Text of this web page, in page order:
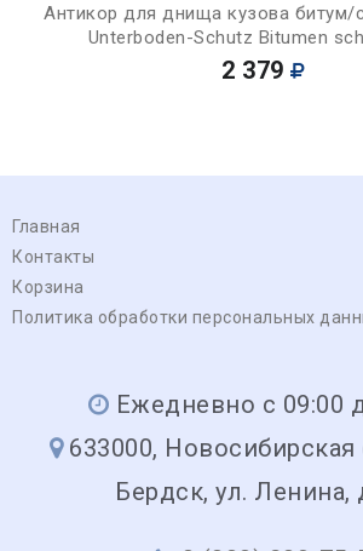
Антикор для днища кузова битум/
Unterboden-Schutz Bitumen
2 379
Главная
Контакты
Корзина
Политика обработки персональных
Ежедневно с 09:00
633000, Новосибирская
Бердск, ул. Ленина,